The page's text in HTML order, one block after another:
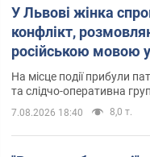
У Львові жінка
конфлікт,
російською мовою
поліція склала
Відео
На місце події прибули
та слідчо-оперативна
7.08.2026 18:40 8,0 т.